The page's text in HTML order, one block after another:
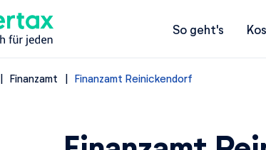
So geht's
Finanzamt Finanzamt Reinickendorf